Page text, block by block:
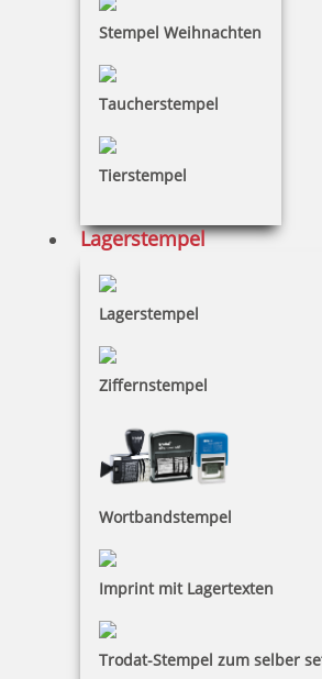
Stempel Weihnachten
Taucherstempel
Tierstempel
Lagerstempel
Lagerstempel
Ziffernstempel
Wortbandstempel
Imprint mit Lagertexten
Trodat-Stempel zum selber